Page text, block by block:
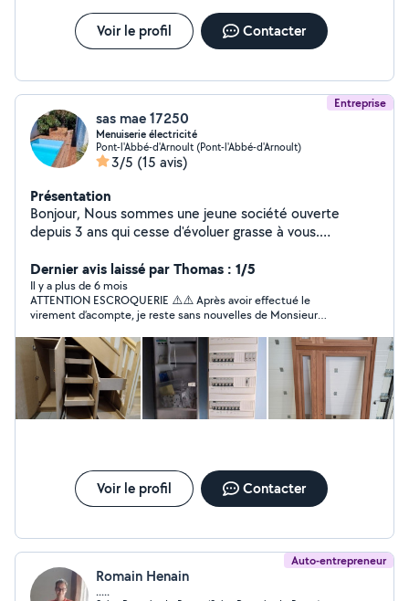
Voir le profil Contacter
Entreprise
sas mae 17250
Menuiserie électricité
Pont-l'Abbé-d'Arnoult (Pont-l'Abbé-d'Arnoult)
3/5 (15 avis)
Présentation
Bonjour, Nous sommes une jeune société ouverte
depuis 3 ans qui cesse d'évoluer grasse à vous.
menuiserie, charpente, ossature bois, fabrication de
menuiserie intérieure et exterieur, électricité et
motorisation.
Dernier avis laissé par Thomas : 1/5
Il y a plus de 6 mois
ATTENTION ESCROQUERIE ⚠️⚠️ Après avoir effectué le
virement d’acompte, je reste sans nouvelles de Monsieur
Voir le profil Contacter
Auto-entrepreneur
Romain Henain
.....